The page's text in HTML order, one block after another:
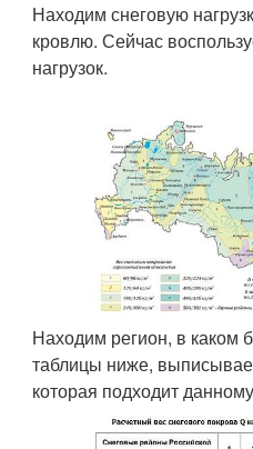
Находим снеговую
кровлю. Сейчас
нагрузок.
Находим регион, в каком
таблицы ниже,
которая подходит